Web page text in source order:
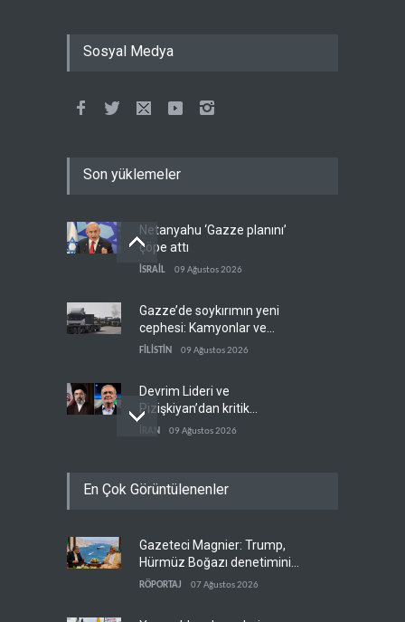
Sosyal Medya
Son yüklemeler
Netanyahu ‘Gazze planını’
çöpe attı
İSRAİL 09 Ağustos 2026
Gazze’de soykırımın yeni
cephesi: Kamyonlar ve
sürücüler de hedefte
FİLİSTİN 09 Ağustos 2026
Devrim Lideri ve
Pizişkiyan’dan kritik
görüşme
İRAN 09 Ağustos 2026
güçlere büyük operasyon
Grönland’da izinsiz sondaj
hamlesi
BATI YARIM KÜRE
En Çok Görüntülenenler
Gazeteci Magnier: Trump,
Hürmüz Boğazı denetimini
doğrudan İran ve Umman'a
RÖPORTAJ 07 Ağustos 2026